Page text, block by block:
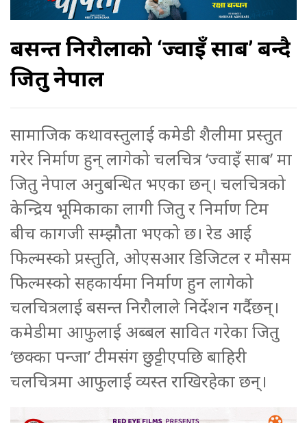
बसन्त निरौलाको ‘ज्वाइँ साब’ बन्दै
जितु नेपाल
सामाजिक कथावस्तुलाई कमेडी शैलीमा प्रस्तुत
गरेर निर्माण हुन् लागेको चलचित्र ‘ज्वाइँ साब’ मा
जितु नेपाल अनुबन्धित भएका छन्। चलचित्रको
केन्द्रिय भूमिकाका लागी जितु र निर्माण टिम
बीच कागजी सम्झौता भएको छ। रेड आई
फिल्मस्को प्रस्तुति, ओएसआर डिजिटल र मौसम
फिल्मस्को सहकार्यमा निर्माण हुन लागेको
चलचित्रलाई बसन्त निरौलाले निर्देशन गर्दैछन्।
कमेडीमा आफुलाई अब्बल सावित गरेका जितु
‘छक्का पन्जा’ टीमसंग छुट्टीएपछि बाहिरी
चलचित्रमा आफुलाई व्यस्त राखिरहेका छन्।